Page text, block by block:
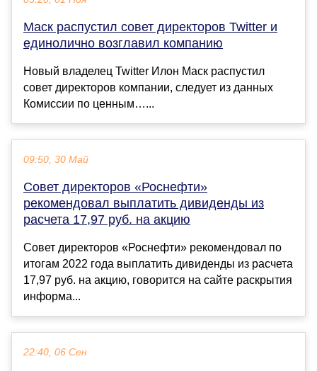
Маск распустил совет директоров Twitter и
единолично возглавил компанию
Новый владелец Twitter Илон Маск распустил
совет директоров компании, следует из данных
Комиссии по ценным…...
09:50, 30 Май
Совет директоров «Роснефти»
рекомендовал выплатить дивиденды из
расчета 17,97 руб. на акцию
Совет директоров «Роснефти» рекомендовал по
итогам 2022 года выплатить дивиденды из расчета
17,97 руб. на акцию, говорится на сайте раскрытия
информа...
22:40, 06 Сен